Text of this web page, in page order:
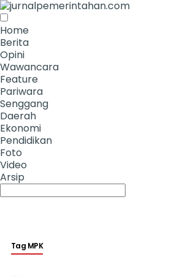
Home
Berita
Opini
Wawancara
Feature
Pariwara
Senggang
Daerah
Ekonomi
Pendidikan
Foto
Video
Arsip
Tag MPK